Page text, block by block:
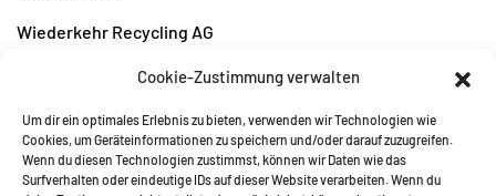
Cookie-Zustimmung verwalten
Um dir ein optimales Erlebnis zu bieten, verwenden wir Technologien wie
Cookies, um Geräteinformationen zu speichern und/oder darauf zuzugreifen.
Wenn du diesen Technologien zustimmst, können wir Daten wie das
Surfverhalten oder eindeutige IDs auf dieser Website verarbeiten. Wenn du
Wiederkehr Recycling AG
5622 Waltenschwil
Telefon +41 56 618 36 36
Kontakt